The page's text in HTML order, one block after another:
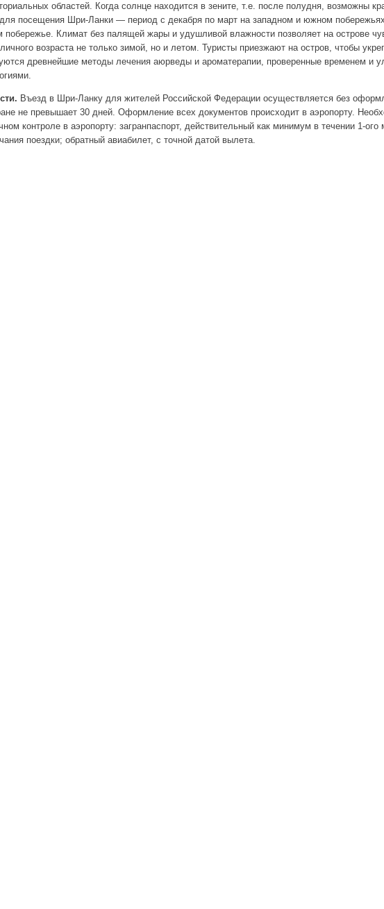
областей. Когда солнце находится в зените, т.е. после полудня, возможны
посещения Шри-Ланки — период с декабря по март на западном и южном
побережье. Климат без палящей жары и удушливой влажности позволяет на острове
возраста не только зимой, но и летом. Туристы приезжают на остров, чтобы
древнейшие методы лечения аюрведы и ароматерапии, проверенные временем и
Въезд в Шри-Ланку для жителей Российской Федерации осуществляется без
не превышает 30 дней. Оформление всех документов происходит в аэропорту.
контроле в аэропорту: загранпаспорт, действительный как минимум в течении 1-ого
поездки; обратный авиабилет, с точной датой вылета.